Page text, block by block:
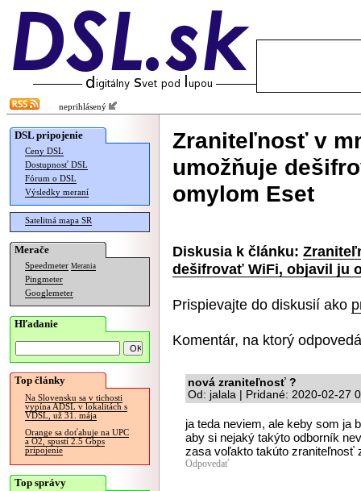
neprihlásený
DSL pripojenie
Ceny DSL
Dostupnosť DSL
Fórum o DSL
Výsledky meraní
Satelitná mapa SR
Merače
Speedmeter Merania
Pingmeter
Googlemeter
Hľadanie
Top články
Na Slovensku sa v tichosti
vypína ADSL v lokalitách s
VDSL, už 31. mája
Orange sa doťahuje na UPC
a O2, spustí 2.5 Gbps
pripojenie
Top správy
Zraniteľnosť v
umožňuje
omylom Eset
Diskusia k článku:
dešifrovať WiFi, objavil ju
Prispievajte do diskusií ako
Komentár, na ktorý
nová zraniteľnosť ?
Od: jalala | Pridané: 2020-02-27
ja teda neviem, ale keby som ja
aby si nejaký takýto odborník
zasa voľakto takúto zraniteľnosť
Odpovedať